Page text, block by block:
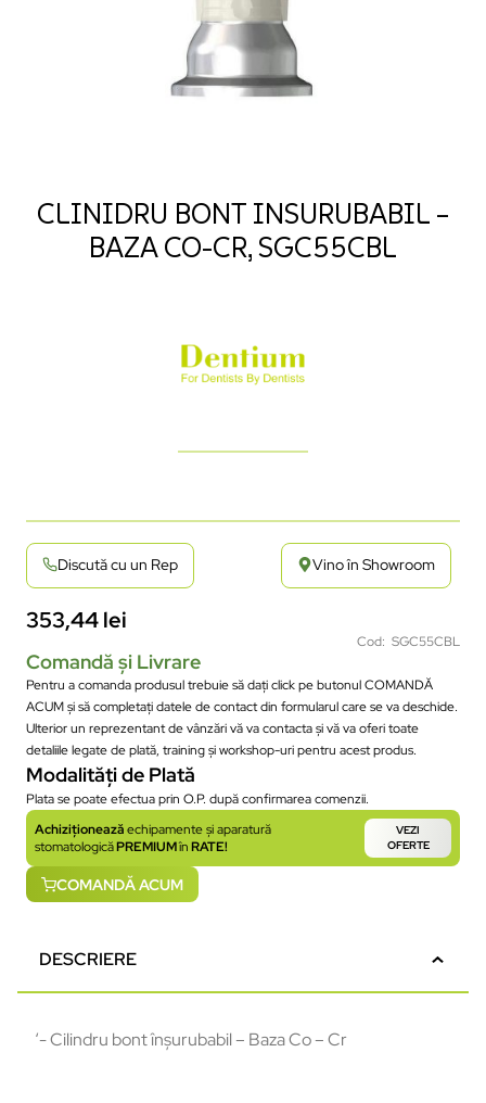
CLINIDRU BONT INSURUBABIL –
BAZA CO-CR, SGC55CBL
Discută cu un Rep Vino în Showroom
353,44lei
Cod: SGC55CBL
Comandă și Livrare
Pentru a comanda produsul trebuie să dați click pe butonul COMANDĂ
ACUM și să completați datele de contact din formularul care se va deschide.
Ulterior un reprezentant de vânzări vă va contacta și vă va oferi toate
detaliile legate de plată, training și workshop-uri pentru acest produs.
Modalități de Plată
Plata se poate efectua prin O.P. după confirmarea comenzii.
Achiziționeazăechipamente și aparatură
stomatologicăPREMIUMînRATE!
VEZI
OFERTE
COMANDĂ ACUM
DESCRIERE
‘- Cilindru bont înșurubabil – Baza Co – Cr